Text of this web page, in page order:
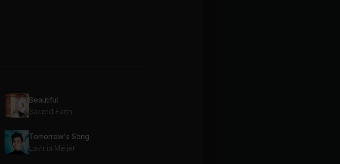
Beautiful
Sacred Earth
Tomorrow's Song
Lavinia Meijer